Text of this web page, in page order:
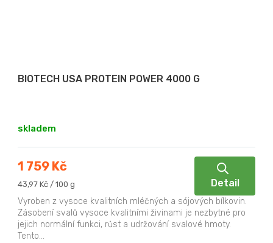
BIOTECH USA PROTEIN POWER 4000 G
hodnocení
je
5,0
5
hvězdiček.
skladem
1 759 Kč
Měrná
43,97 Kč / 100 g Detail
Vyroben z vysoce kvalitních mléčných a sójových bílkovin.
Zásobení svalů vysoce kvalitními živinami je nezbytné pro
jejich normální funkci, růst a udržování svalové hmoty.
Tento...